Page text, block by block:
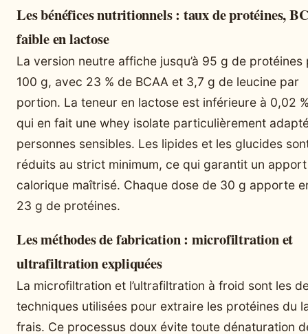
Les bénéfices nutritionnels : taux de protéines,
faible en lactose
La version neutre affiche jusqu’à 95 g de protéines
100 g, avec 23 % de BCAA et 3,7 g de leucine par
portion. La teneur en lactose est inférieure à 0,02
qui en fait une whey isolate particulièrement
personnes sensibles. Les lipides et les glucides
réduits au strict minimum, ce qui garantit un apport
calorique maîtrisé. Chaque dose de 30 g apporte
23 g de protéines.
Les méthodes de fabrication : microfiltration et
ultrafiltration expliquées
La microfiltration et l’ultrafiltration à froid sont les
techniques utilisées pour extraire les protéines du
frais. Ce processus doux évite toute dénaturation